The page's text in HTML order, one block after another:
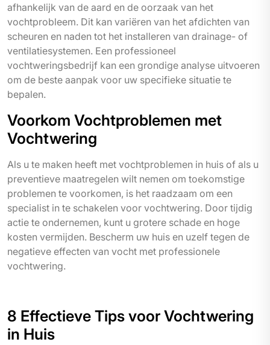
afhankelijk van de aard en de oorzaak van het
vochtprobleem. Dit kan variëren van het afdichten van
scheuren en naden tot het installeren van drainage- of
ventilatiesystemen. Een professioneel
vochtweringsbedrijf kan een grondige analyse uitvoeren
om de beste aanpak voor uw specifieke situatie te
bepalen.
Voorkom Vochtproblemen met
Vochtwering
Als u te maken heeft met vochtproblemen in huis of als u
preventieve maatregelen wilt nemen om toekomstige
problemen te voorkomen, is het raadzaam om een
specialist in te schakelen voor vochtwering. Door tijdig
actie te ondernemen, kunt u grotere schade en hoge
kosten vermijden. Bescherm uw huis en uzelf tegen de
negatieve effecten van vocht met professionele
vochtwering.
8 Effectieve Tips voor Vochtwering
in Huis